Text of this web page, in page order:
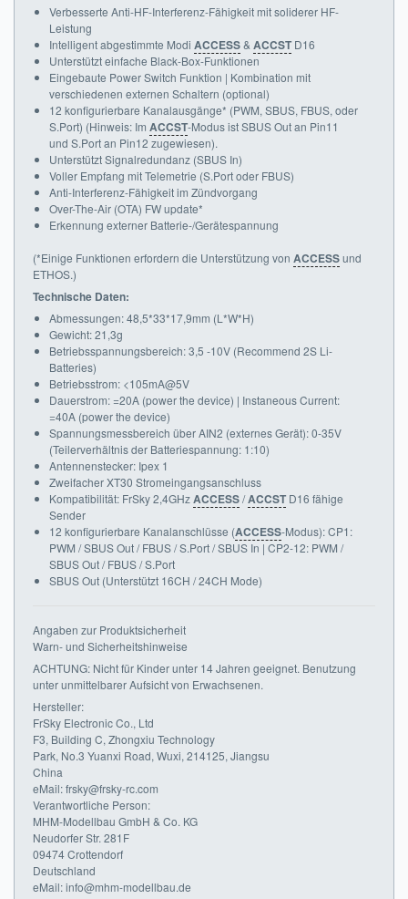
Verbesserte Anti-HF-Interferenz-Fähigkeit mit soliderer HF-
Leistung
Intelligent abgestimmte Modi ACCESS&ACCSTD16
Unterstützt einfache Black-Box-Funktionen
Eingebaute Power Switch Funktion | Kombination mit
verschiedenen externen Schaltern (optional)
12 konfigurierbare Kanalausgänge* (PWM, SBUS, FBUS, oder
S.Port) (Hinweis: Im ACCST-Modus ist SBUS Out an Pin11
und S.Port an Pin12 zugewiesen).
Unterstützt Signalredundanz (SBUS In)
Voller Empfang mit Telemetrie (S.Port oder FBUS)
Anti-Interferenz-Fähigkeit im Zündvorgang
Over-The-Air (OTA) FW update*
Erkennung externer Batterie-/Gerätespannung
(*Einige Funktionen erfordern die Unterstützung von ACCESSund
ETHOS.)
Technische Daten:
Abmessungen: 48,5*33*17,9mm (L*W*H)
Gewicht: 21,3g
Betriebsspannungsbereich: 3,5 -10V (Recommend 2S Li-
Batteries)
Betriebsstrom: <105mA@5V
Dauerstrom: =20A (power the device) | Instaneous Current:
=40A (power the device)
Spannungsmessbereich über AIN2 (externes Gerät): 0-35V
(Teilerverhältnis der Batteriespannung: 1:10)
Antennenstecker: Ipex 1
Zweifacher XT30 Stromeingangsanschluss
Kompatibilität: FrSky 2,4GHzACCESS/ACCSTD16 fähige
Sender
12 konfigurierbare Kanalanschlüsse (ACCESS-Modus): CP1:
PWM / SBUS Out / FBUS / S.Port / SBUS In | CP2-12: PWM /
SBUS Out / FBUS / S.Port
SBUS Out (Unterstützt 16CH / 24CH Mode)
Angaben zur Produktsicherheit
Warn- und Sicherheitshinweise
ACHTUNG: Nicht für Kinder unter 14 Jahren geeignet. Benutzung
unter unmittelbarer Aufsicht von Erwachsenen.
Hersteller:
FrSky Electronic Co., Ltd
F3, Building C, Zhongxiu Technology
Park, No.3 Yuanxi Road, Wuxi, 214125, Jiangsu
China
eMail: frsky@frsky-rc.com
Verantwortliche Person:
MHM-Modellbau GmbH & Co. KG
Neudorfer Str. 281F
09474 Crottendorf
Deutschland
eMail: info@mhm-modellbau.de